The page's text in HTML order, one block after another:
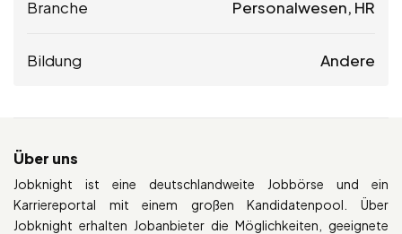
Branche Personalwesen, HR
Bildung Andere
Über uns
Jobknight ist eine deutschlandweite Jobbörse und ein
Karriereportal mit einem großen Kandidatenpool. Über
Jobknight erhalten Jobanbieter die Möglichkeiten, geeignete